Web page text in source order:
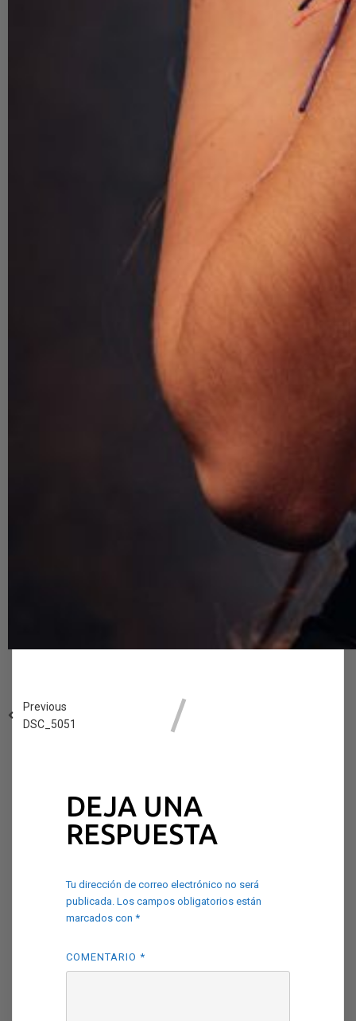
Previous
DSC_5051
DEJA UNA
RESPUESTA
Tu dirección de correo electrónico no será
publicada. Los campos obligatorios están
marcados con *
COMENTARIO *